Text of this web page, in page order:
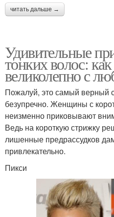
читать дальше →
Удивительные
тонких волос:
великолепно с
Пожалуй, это самый верный
безупречно. Женщины с
неизменно приковывают
Ведь на короткую стрижку
лишенные предрассудков
привлекательно.
Пикси